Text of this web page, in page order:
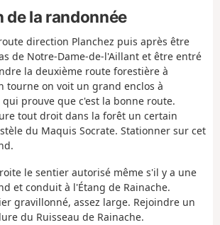
de la randonnée
direction Planchez puis après être
de Notre-Dame-de-l'Aillant et être entré
la deuxième route forestière à
tourne on voit un grand enclos à
prouve que c'est la bonne route.
tout droit dans la forêt un certain
du Maquis Socrate. Stationner sur cet
le sentier autorisé même s'il y a une
et conduit à l'Étang de Rainache.
gravillonné, assez large. Rejoindre un
du Ruisseau de Rainache.